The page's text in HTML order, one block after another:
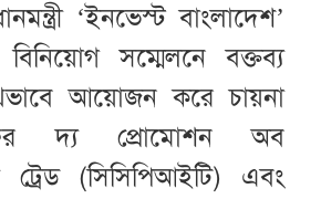
‘ইনভেস্ট বাংলাদেশ’
সম্মেলনে বক্তব্য
আয়োজন করে চায়না
দ্য প্রোমোশন অব
ট্রেড (সিসিপিআইটি) এবং